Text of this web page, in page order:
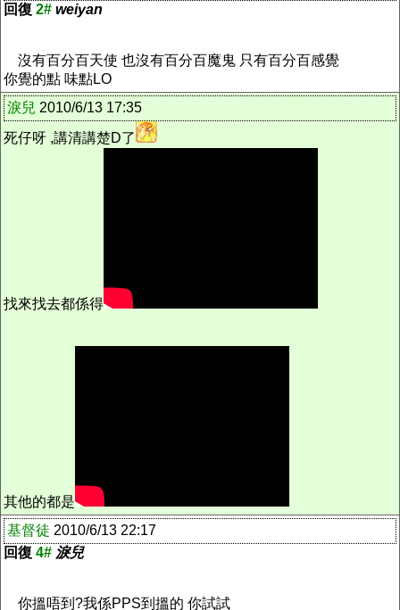
回復 2# weiyan
沒有百分百天使 也沒有百分百魔鬼 只有百分百感覺
你覺的點 味點LO
淚兒 2010/6/13 17:35
死仔呀 ,講清講楚D了
找來找去都係得
其他的都是
基督徒 2010/6/13 22:17
回復 4# 淚兒
你搵唔到?我係PPS到搵的 你試試